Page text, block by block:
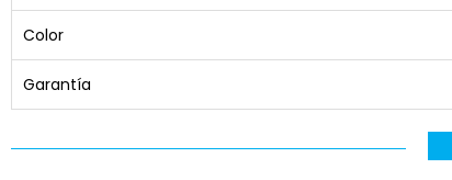
Color
Garantía